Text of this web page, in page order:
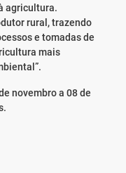
agricultura.
rural, trazendo
e tomadas de
mais
novembro a 08 de